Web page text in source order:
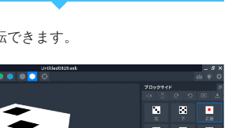
きます。